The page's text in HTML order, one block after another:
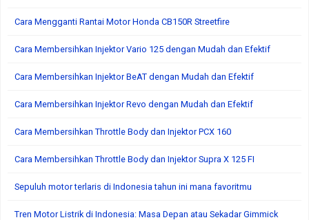
Cara Mengganti Rantai Motor Honda CB150R Streetfire
Cara Membersihkan Injektor Vario 125 dengan Mudah dan Efektif
Cara Membersihkan Injektor BeAT dengan Mudah dan Efektif
Cara Membersihkan Injektor Revo dengan Mudah dan Efektif
Cara Membersihkan Throttle Body dan Injektor PCX 160
Cara Membersihkan Throttle Body dan Injektor Supra X 125 FI
Sepuluh motor terlaris di Indonesia tahun ini mana favoritmu
Tren Motor Listrik di Indonesia: Masa Depan atau Sekadar Gimmick